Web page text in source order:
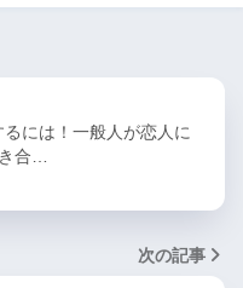
には！一般人が恋人に
合…
次の記事